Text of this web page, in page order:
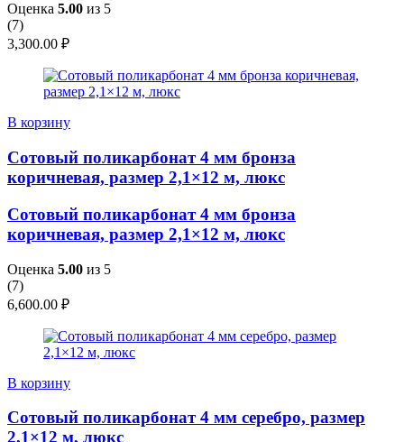
Оценка 5.00 из 5
(7)
3,300.00 ₽
В корзину
Сотовый поликарбонат 4 мм бронза
коричневая, размер 2,1×12 м, люкс
Сотовый поликарбонат 4 мм бронза
коричневая, размер 2,1×12 м, люкс
Оценка 5.00 из 5
(7)
6,600.00 ₽
В корзину
Сотовый поликарбонат 4 мм серебро, размер
2,1×12 м, люкс